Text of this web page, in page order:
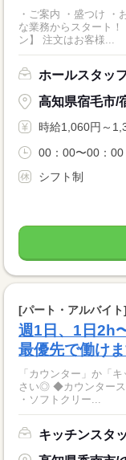
・ご案内 ・盛つけ
な業務からスタート！ 【セルフオーダー導入なので接客がカンタ
ン】 注文はお客様...
ホールスタッ
高知県宿毛市/
時給1,060円～
00：00〜00：
シフト制
[パート・アルバイト]
週1日、1日2h
最優先で働けま
「カウンター」か「
さい◎ ◆カウンタースタッフ ・レジでの接客、注文 ・ドリンク作り
・ソフトクリー...
キッチンスタ